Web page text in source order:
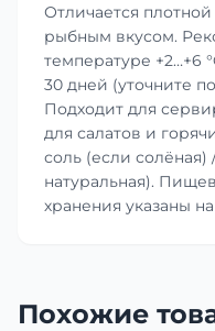
Отличается
рыбным вкусом.
температуре +2…+6
30 дней (уточните
Подходит для
для салатов и
соль (если солёная)
натуральная).
хранения указаны
Похожие